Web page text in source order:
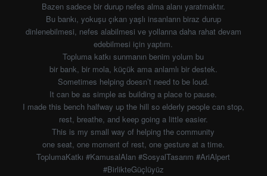
Bazen sadece bir durup nefes alma alanı yaratmaktır.
Bu bankı, yokuşu çıkan yaşlı insanların biraz durup
dinlenebilmesi, nefes alabilmesi ve yollarına daha rahat devam
edebilmesi için yaptım.
Topluma katkı sunmanın benim yolum bu
bir bank, bir mola, küçük ama anlamlı bir destek.
Sometimes helping doesn’t need to be loud.
It can be as simple as building a place to pause.
I made this bench halfway up the hill so elderly people can stop,
rest, breathe, and keep going a little easier.
This is my small way of helping the community
one seat, one moment of rest, one gesture at a time.
ToplumaKatkı #KamusalAlan #SosyalTasarım #AriAlpert
#BirlikteGüçlüyüz